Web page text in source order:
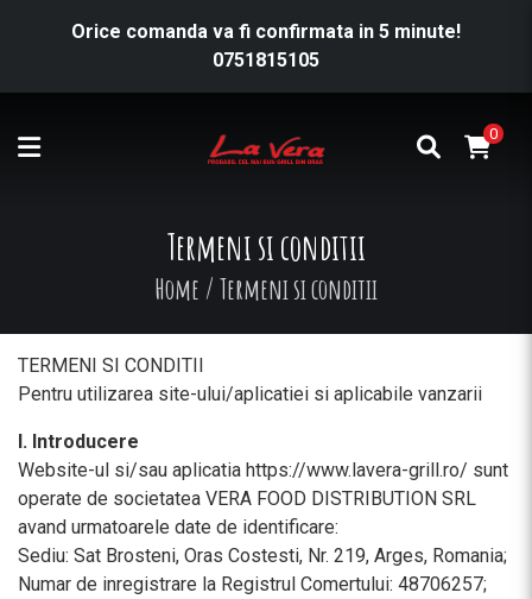
Orice comanda va fi confirmata in 5 minute!
0751815105
0
Termeni si conditii
Home / Termeni si conditii
TERMENI SI CONDITII
Pentru utilizarea site-ului/aplicatiei si aplicabile vanzarii
I. Introducere
Website-ul si/sau aplicatia https://www.lavera-grill.ro/ sunt
operate de societatea VERA FOOD DISTRIBUTION SRL
avand urmatoarele date de identificare:
Sediu: Sat Brosteni, Oras Costesti, Nr. 219, Arges, Romania;
Numar de inregistrare la Registrul Comertului: 48706257;